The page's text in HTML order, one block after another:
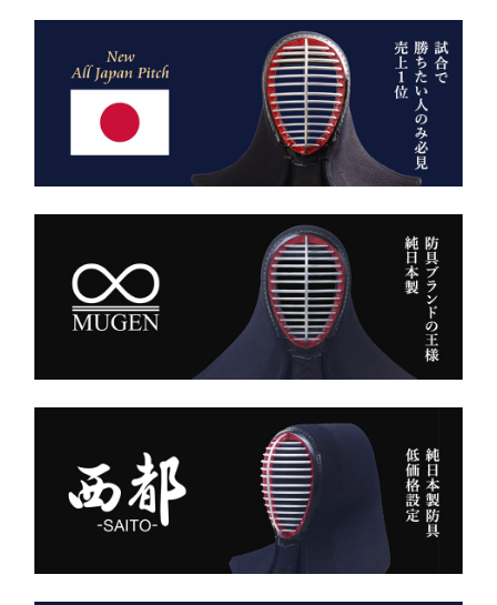
生地には、埼玉・武州の老
舗「小島染織」の藍布を使
深みある色合いと、驚くほ
どの軽やかさを兼ね備え、
手にした瞬間、ふわりと温
がりです。
また、日本製の高精度アイ
ロン技術と熟練の縫製によ
り、
ち姿までも凛々しく映えま
す。
ー 伝統と誇り、そして美
った瞬間、
「何だ、あれは？」と視線
が集まる。
静かに、しかし確実に存在
感を放つ――それがベルベ
ットの力です。
派手ではない。だが、圧倒
的にかっこいい。
強い選手ほど、道具にも品
格を求める。その感性に応
える竹刀袋です。
内側は大切な竹刀をやさし
く守るクッション構造。
高密度ベルベットと日本製
ならではの精密な縫製が、
型崩れを防ぎ、長年使って
も美しい形を保ち続けま
す。